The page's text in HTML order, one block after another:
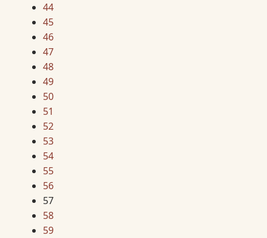
44
45
46
47
48
49
50
51
52
53
54
55
56
57
58
59